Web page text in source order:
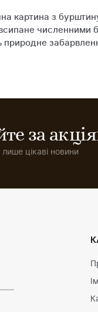
картина з
всипане
природне
за
цікаві новини